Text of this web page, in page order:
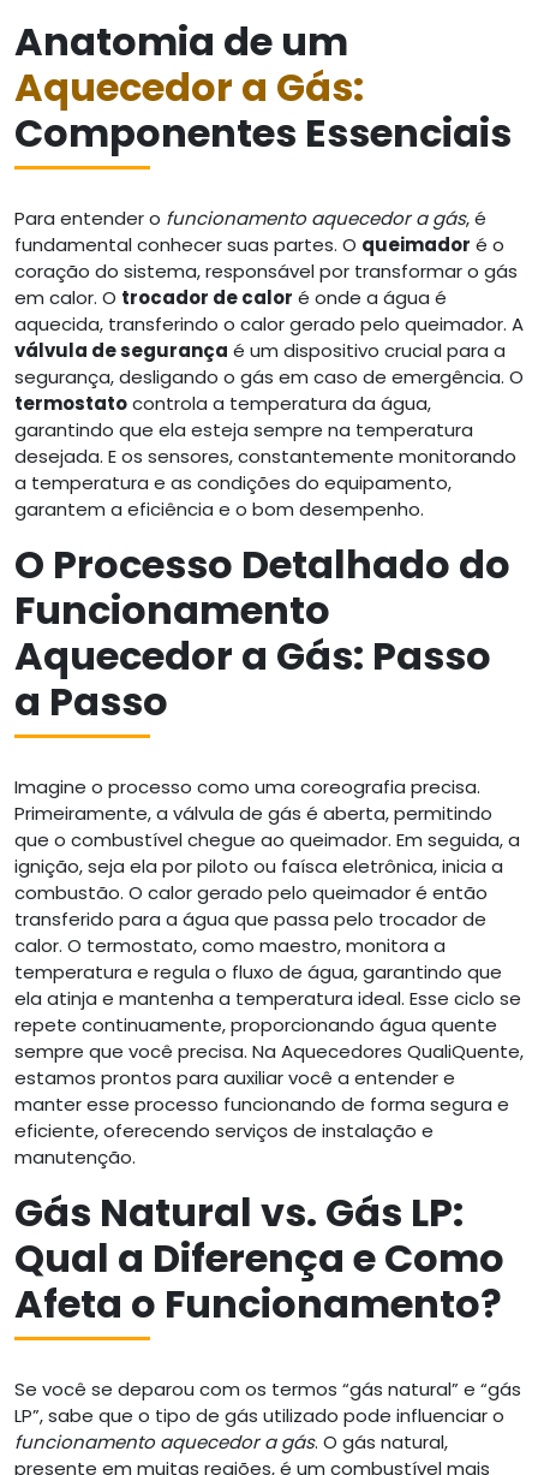
Anatomia de um
Aquecedor a Gás:
Componentes Essenciais
Para entender o funcionamento aquecedor a gás, é
fundamental conhecer suas partes. O queimador é o
coração do sistema, responsável por transformar o gás
em calor. O trocador de calor é onde a água é
aquecida, transferindo o calor gerado pelo queimador. A
válvula de segurança é um dispositivo crucial para a
segurança, desligando o gás em caso de emergência. O
termostatocontrola a temperatura da água,
garantindo que ela esteja sempre na temperatura
desejada. E os sensores, constantemente monitorando
a temperatura e as condições do equipamento,
garantem a eficiência e o bom desempenho.
O Processo Detalhado do
Funcionamento
Aquecedor a Gás: Passo
a Passo
Imagine o processo como uma coreografia precisa.
Primeiramente, a válvula de gás é aberta, permitindo
que o combustível chegue ao queimador. Em seguida, a
ignição, seja ela por piloto ou faísca eletrônica, inicia a
combustão. O calor gerado pelo queimador é então
transferido para a água que passa pelo trocador de
calor. O termostato, como maestro, monitora a
temperatura e regula o fluxo de água, garantindo que
ela atinja e mantenha a temperatura ideal. Esse ciclo se
repete continuamente, proporcionando água quente
sempre que você precisa. Na Aquecedores QualiQuente,
estamos prontos para auxiliar você a entender e
manter esse processo funcionando de forma segura e
eficiente, oferecendo serviços de instalação e
manutenção.
Gás Natural vs. Gás LP:
Qual a Diferença e Como
Afeta o Funcionamento?
Se você se deparou com os termos “gás natural” e “gás
LP”, sabe que o tipo de gás utilizado pode influenciar o
funcionamento aquecedor a gás. O gás natural,
presente em muitas regiões, é um combustível mais